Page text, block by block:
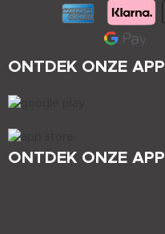
ONTDEK ONZE APP
ONTDEK ONZE APP